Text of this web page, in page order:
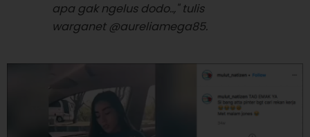
apa gak ngelus dodo..," tulis
warganet @aureliamega85.